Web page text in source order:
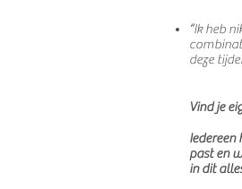
“Ik heb
deze
Vind je
Iedereen
past en
in dit